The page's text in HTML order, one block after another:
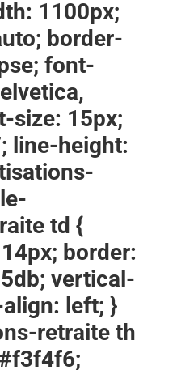
1100px;
border-
font-
size: 15px;
line-height:
td {
border:
vertical-
left; }
retraite th